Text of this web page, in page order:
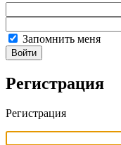
Запомнить меня
Войти
Регистрация
Регистрация